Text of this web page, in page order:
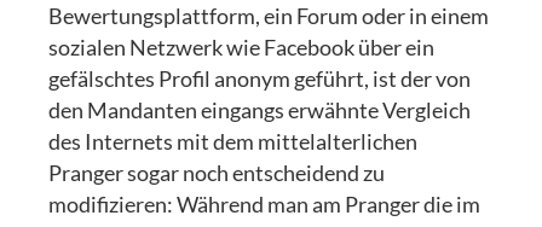
Bewertungsplattform, ein Forum oder in einem
sozialen Netzwerk wie Facebook über ein
gefälschtes Profil anonym geführt, ist der von
den Mandanten eingangs erwähnte Vergleich
des Internets mit dem mittelalterlichen
Pranger sogar noch entscheidend zu
modifizieren: Während man am Pranger die im